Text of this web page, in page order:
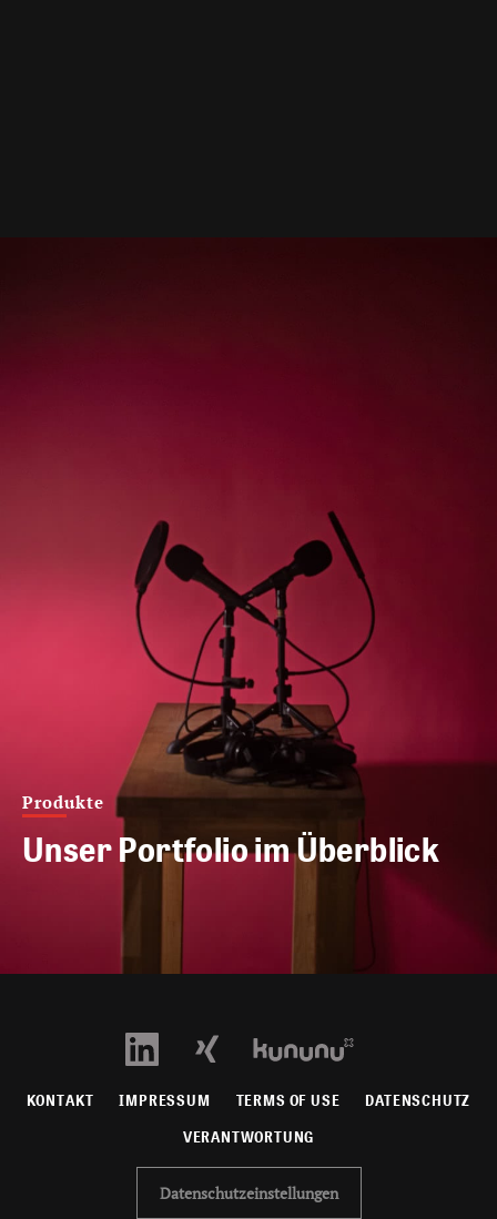
Produkte
Unser Portfolio im Überblick
KONTAKT IMPRESSUM TERMS OF USE DATENSCHUTZ
VERANTWORTUNG
Datenschutzeinstellungen